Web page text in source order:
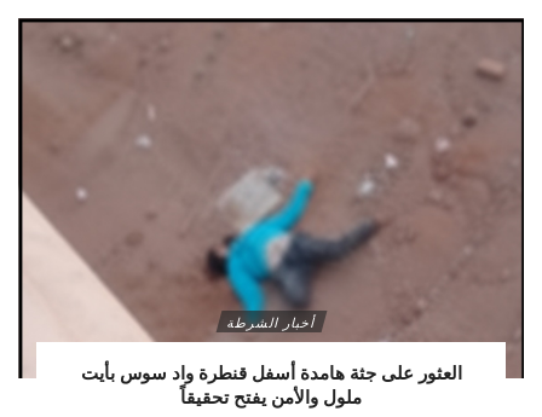
أخبار الشرطة
العثور على جثة هامدة أسفل قنطرة واد سوس بأيت
ملول والأمن يفتح تحقيقاً